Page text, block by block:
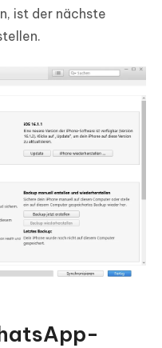
ist der nächste